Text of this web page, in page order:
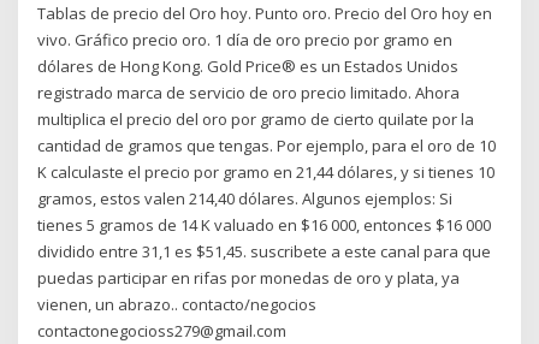
Tablas de precio del Oro hoy. Punto oro. Precio del Oro hoy en
vivo. Gráfico precio oro. 1 día de oro precio por gramo en
dólares de Hong Kong. Gold Price® es un Estados Unidos
registrado marca de servicio de oro precio limitado. Ahora
multiplica el precio del oro por gramo de cierto quilate por la
cantidad de gramos que tengas. Por ejemplo, para el oro de 10
K calculaste el precio por gramo en 21,44 dólares, y si tienes 10
gramos, estos valen 214,40 dólares. Algunos ejemplos: Si
tienes 5 gramos de 14 K valuado en $16 000, entonces $16 000
dividido entre 31,1 es $51,45. suscribete a este canal para que
puedas participar en rifas por monedas de oro y plata, ya
vienen, un abrazo.. contacto/negocios
contactonegocioss279@gmail.com